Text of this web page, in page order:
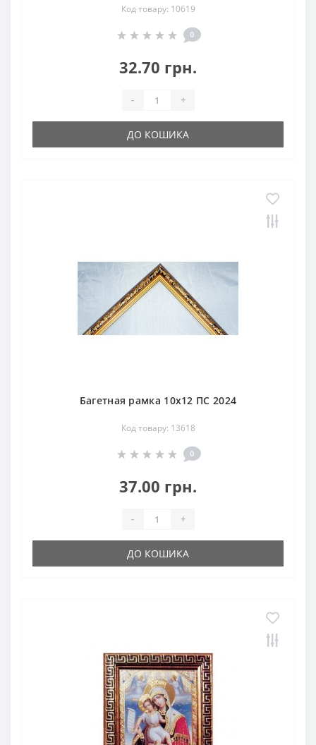
Код товару: 10619
0
32.70 грн.
- +
ДО КОШИКА
Багетная рамка 10х12 ПС 2024
Код товару: 13618
0
37.00 грн.
- +
ДО КОШИКА